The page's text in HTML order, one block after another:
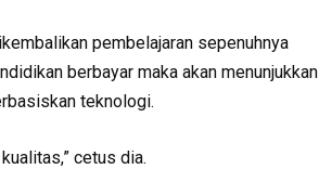
pembelajaran sepenuhnya
berbayar maka akan menunjukkan
teknologi.
cetus dia.